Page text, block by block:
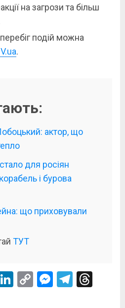
на загрози та більш
подій можна
.
актор, що
для росіян
і бурова
що приховували
ТУТ
LinkedIn
Copy